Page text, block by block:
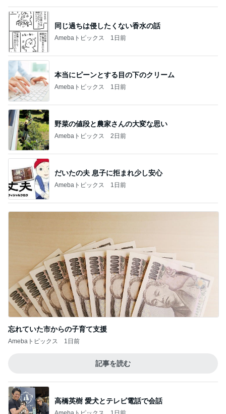
同じ過ちは侵したくない香水の話
Amebaトピックス 1日前
本当にピーンとする目の下のクリーム
Amebaトピックス 1日前
野菜の値段と農家さんの大変な思い
Amebaトピックス 2日前
だいたの夫 息子に拒まれ少し安心
Amebaトピックス 1日前
忘れていた市からの子育て支援
Amebaトピックス 1日前
記事を読む
高橋英樹 愛犬とテレビ電話で会話